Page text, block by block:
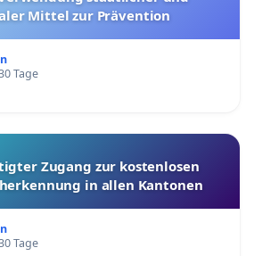
Mittel zur Prävention
Tage
Zugang zur kostenlosen
in allen Kantonen
Tage